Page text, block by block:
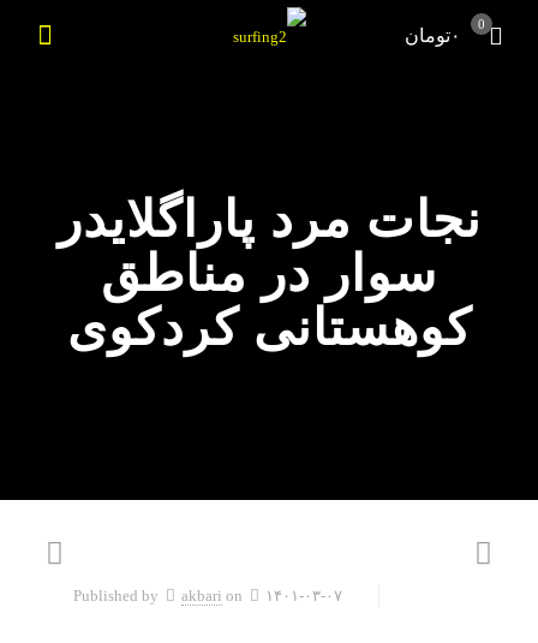
0
۰تومان
نجات مرد پاراگلایدر
سوار در مناطق
کوهستانی کردکوی
Published by akbari on ۱۴۰۱-۰۳-۰۷